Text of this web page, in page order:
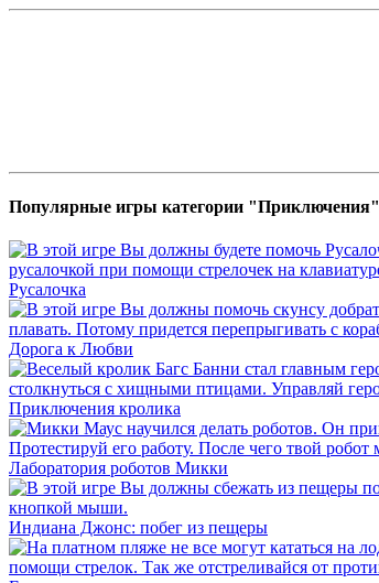
Популярные игры категории "Приключения"
Русалочка
Дорога к Любви
Приключения кролика
Лаборатория роботов Микки
Индиана Джонс: побег из пещеры